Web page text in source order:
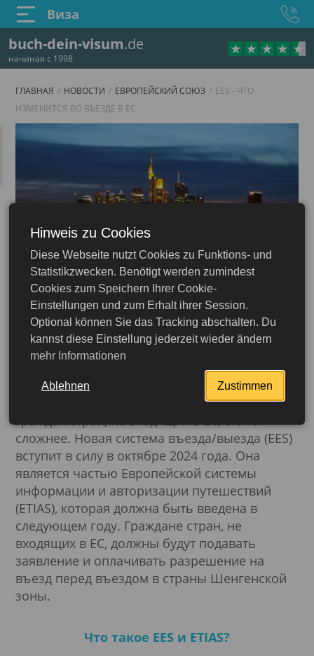
buch-dein-visum.de
начиная с 1998
Виза
ГЛАВНАЯ НОВОСТИ ЕВРОПЕЙСКИЙ СОЮЗ
EES - ЧТО
ИЗМЕНИТСЯ ВО ВЪЕЗДЕ В ЕС
31.01.2024
EES - что изменится во
въезде в ЕС
Этой осенью въезд в Европейский союз для
сложнее. Новая система въезда/выезда (EES)
вступит в силу в октябре 2024 года. Она
является частью Европейской системы
информации и авторизации путешествий
(ETIAS), которая должна быть введена в
следующем году. Граждане стран, не
входящих в ЕС, должны будут подавать
заявление и оплачивать разрешение на
въезд перед въездом в страны Шенгенской
зоны.
Что такое EES и ETIAS?
Hinweis zu Cookies
Diese Webseite nutzt Cookies zu Funktions- und
Statistikzwecken. Benötigt werden zumindest
Cookies zum Speichern Ihrer Cookie-
Einstellungen und zum Erhalt ihrer Session.
Optional können Sie das Tracking abschalten. Du
kannst diese Einstellung jederzeit wieder ändern
mehr Informationen
Ablehnen Zustimmen